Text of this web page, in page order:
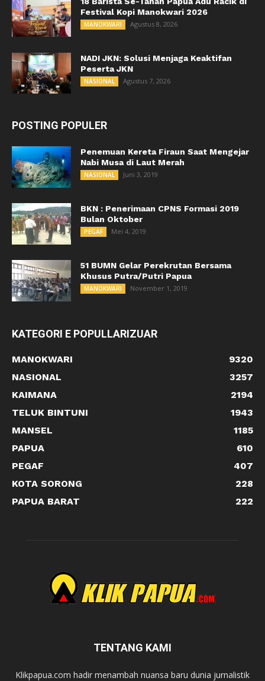
Festival Kopi Manokwari 2026
MANOKWARI Agustus 8, 2026
NADI JKN: Solusi Menjaga Keaktifan
Peserta JKN
NASIONAL Agustus 7, 2026
POSTING POPULER
Penemuan Kereta Firaun Saat Mengejar
Nabi Musa di Laut Merah
NASIONAL Juni 3, 2019
BKN : Penerimaan CPNS Formasi 2019
Bulan Oktober
PEGAF Mei 4, 2019
51 BUMN Gelar Perekrutan Bersama
Khusus Putra/Putri Papua
MANOKWARI November 1, 2019
KATEGORI E POPULLARIZUAR
MANOKWARI
9320
NASIONAL
3257
KAIMANA
2194
TELUK BINTUNI
1943
MANSEL
1185
PAPUA
610
PEGAF
407
KOTA SORONG
228
PAPUA BARAT
222
TENTANG KAMI
Klikpapua.com hadir menambah nuansa baru dunia jurnalistik